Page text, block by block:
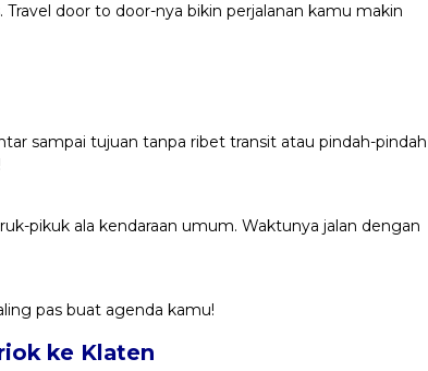
door to door-nya bikin perjalanan kamu makin
sampai tujuan tanpa ribet transit atau pindah-pindah
pikuk ala kendaraan umum. Waktunya jalan dengan
pas buat agenda kamu!
ke Klaten